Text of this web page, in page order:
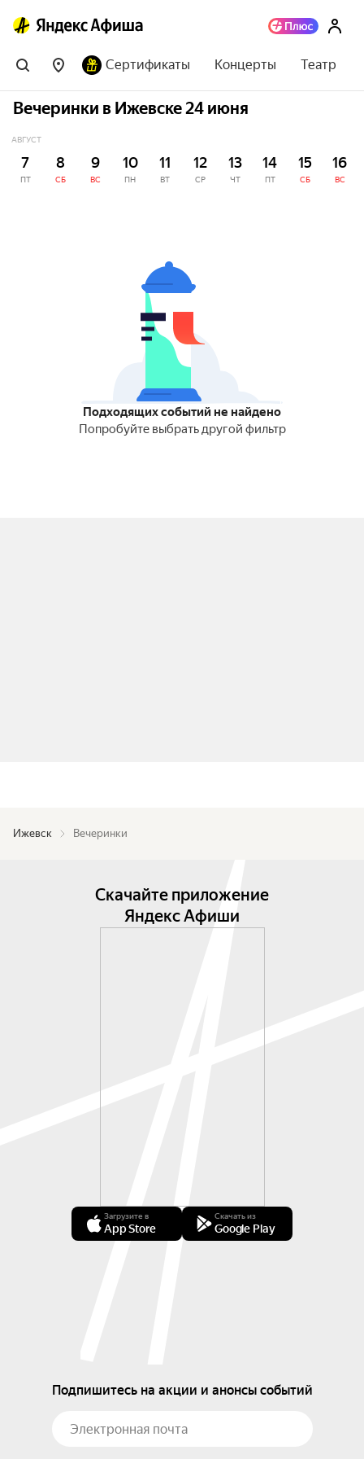
Сертификаты Концерты Театр
Вечеринки в Ижевске 24 июня
АВГУСТ
7
ПТ
8
СБ
9
ВС
10
ПН
11
ВТ
12
СР
13
ЧТ
14
ПТ
15
СБ
16
ВС
Подходящих событий не найдено
Попробуйте выбрать другой фильтр
Ижевск Вечеринки
Скачайте приложение
Яндекс Афиши
Загрузите в
App Store
Скачать из
Google Play
Подпишитесь на акции и анонсы событий